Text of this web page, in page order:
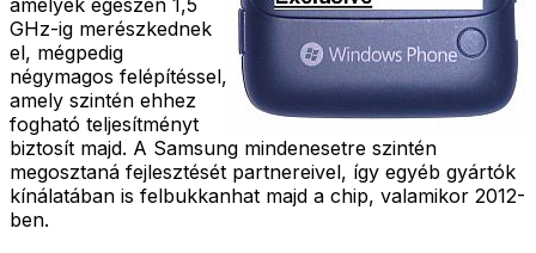
GHz-ig merészkednek
el, mégpedig
négymagos felépítéssel,
amely szintén ehhez
fogható teljesítményt
biztosít majd. A Samsung mindenesetre szintén
megosztaná fejlesztését partnereivel, így egyéb gyártók
kínálatában is felbukkanhat majd a chip, valamikor 2012-
ben.